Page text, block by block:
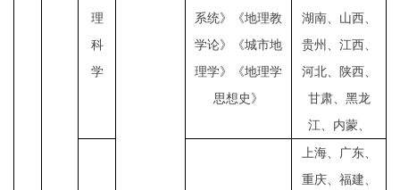
理
科
学
系统》《地理教
学论》《城市地
理学》《地理学
思想史》
湖南、山西、
贵州、江西、
河北、陕西、
甘肃、黑龙
江、内蒙、
上海、广东、
重庆、福建、